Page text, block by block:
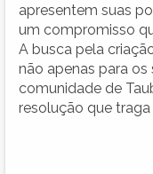
apresentem suas
um compromisso
A busca pela
não apenas para
comunidade de
resolução que